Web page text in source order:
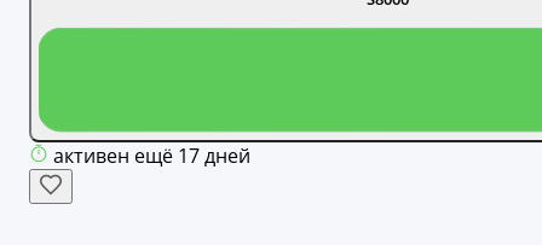
активен ещё 17 дней